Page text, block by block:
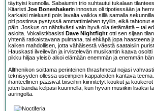
täyttyisi kunnolla. Sabaiumin trio suhtautui tukalaan
Kitaristi Joe Boneshakerin innostus oli tipotiessään ja
karkaisi mieluusti pois lavalta vaikka sillä samalla
piti postinsa pystyssä ammattimiehen tyyliin, eikä tahtonut
päin. Joskus on nähtävästi vain hyvä olla tietämättä – tai
asioita. Vokalisti/basisti Dave Nightfight otti sen sijaan
yhtenä ratkaistavana pulmana, tai ehkäpä jopa haasteena
kaiken mahdollisen, jotta vähäisestä väestä saataisiin
Hauskasti ilveilevän ja irvistelevän musikantin kaava
pikku hiljaa yleisö alkoi elämään enemmän ja enemmän
Allthenikon soittama perinteinen thrashmetal nojasi
teknisyyden ollessa useimpien kappaleiden kantava
ihanteellinen pääsivät biiseihin kiinnitetyt koukut ja
joten bändiä kelpasi kuunnella, kun hyvän musiikin lisäksi
auringolta.